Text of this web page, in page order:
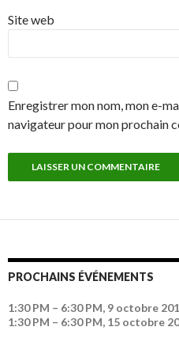
Site web
Enregistrer mon nom, mon e-
navigateur pour mon prochain
PROCHAINS ÉVÉNEMENTS
1:30 PM – 6:30 PM, 9 octobre
1:30 PM – 6:30 PM, 15 octobre